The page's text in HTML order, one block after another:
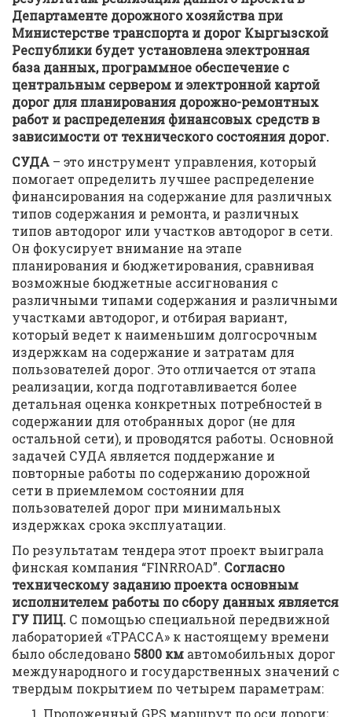
Департаменте дорожного хозяйства при
Министерстве транспорта и дорог Кыргызской
Республики будет установленаэлектронная
база данных,программное обеспечение с
центральным сервером и электронной картой
дорог для планирования дорожно-ремонтных
работ и распределения финансовых средств в
зависимости от технического состояния дорог.
СУДА – это инструмент управления, который
помогает определить лучшее распределение
финансирования на содержание для различных
типов содержания и ремонта, и различных
типов автодорог или участков автодорог в сети.
Он фокусирует внимание на этапе
планирования и бюджетирования, сравнивая
возможные бюджетные ассигнования с
различными типами содержания и различными
участками автодорог, и отбирая вариант,
который ведет к наименьшим долгосрочным
издержкам на содержание и затратам для
пользователей дорог. Это отличается от этапа
реализации, когда подготавливается более
детальная оценка конкретных потребностей в
содержании для отобранных дорог (не для
остальной сети), и проводятся работы. Основной
задачей СУДА является поддержание и
повторные работы по содержанию дорожной
сети в приемлемом состоянии для
пользователей дорог при минимальных
издержках срока эксплуатации.
По результатам тендера этот проект выиграла
финская компания “FINRROAD”. Согласно
техническому заданию проекта основным
исполнителем работы по сбору данных является
ГУ ПИЦ. С помощью специальной передвижной
лабораторией «ТРАССА» к настоящему времени
было обследовано 5800 км автомобильных дорог
международного и государственных значений с
твердым покрытием по четырем параметрам:
Проложенный GPS маршрут по оси дороги;